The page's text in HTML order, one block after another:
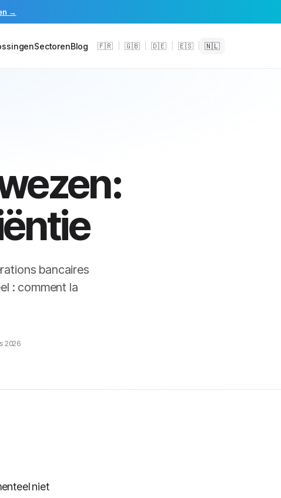
→
SectorenBlog 🇫🇷 🇬🇧 🇩🇪 🇪🇸 🇳🇱
bancaires
: comment la
2026
niet